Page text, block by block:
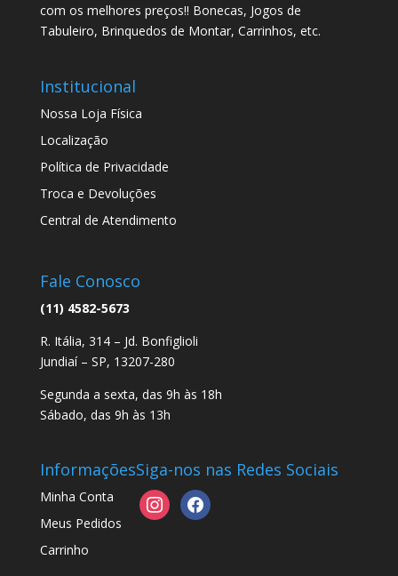
com os melhores preços!! Bonecas, Jogos de
Tabuleiro, Brinquedos de Montar, Carrinhos, etc.
Institucional
Nossa Loja Física
Localização
Política de Privacidade
Troca e Devoluções
Central de Atendimento
Fale Conosco
(11) 4582-5673
R. Itália, 314 – Jd. Bonfiglioli
Jundiaí – SP, 13207-280
Segunda a sexta, das 9h às 18h
Sábado, das 9h às 13h
Informações
Minha Conta
Meus Pedidos
Carrinho
Siga-nos nas Redes Sociais
instagramfacebook